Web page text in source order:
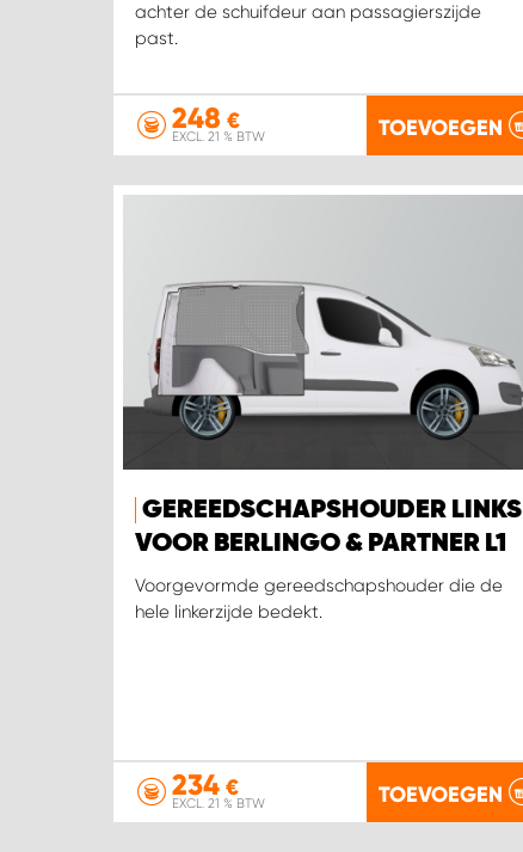
achter de schuifdeur aan passagierszijde
past.
248 €
EXCL. 21 % BTW TOEVOEGEN
GEREEDSCHAPSHOUDER LINKS
VOOR BERLINGO & PARTNER L1
Voorgevormde gereedschapshouder die de
hele linkerzijde bedekt.
234 €
EXCL. 21 % BTW TOEVOEGEN